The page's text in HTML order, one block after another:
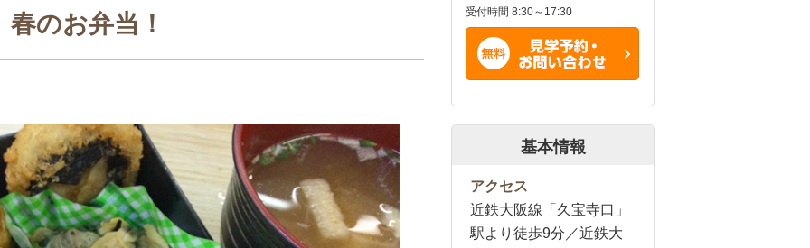
春のお弁当！ 受付時間 8:30～17:30
基本情報
アクセス
近鉄大阪線「久宝寺口」
駅より徒歩9分／近鉄大